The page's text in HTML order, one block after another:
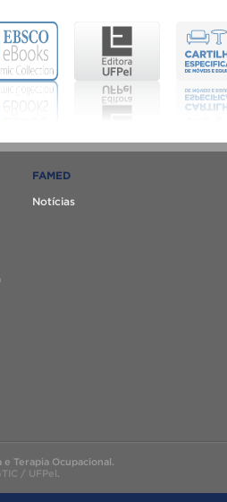
FAMED
Notícias
Terapia Ocupacional.
/ UFPel.